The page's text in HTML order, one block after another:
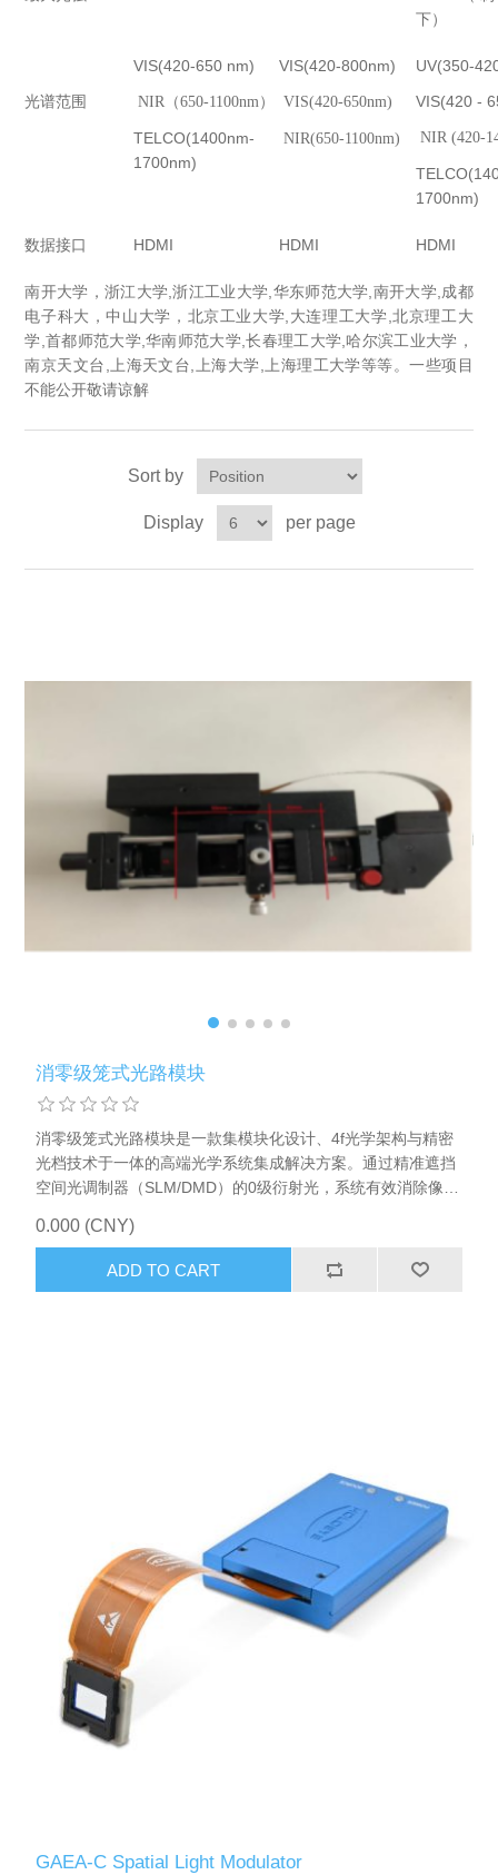
下）
光谱范围
VIS(420-650 nm)
NIR（650-1100nm）
TELCO(1400nm-
1700nm)
VIS(420-800nm)
VIS(420-650nm)
NIR(650-1100nm)
UV(350-
VIS(420 -
NIR (420-
1700nm)
数据接口 HDMI HDMI HDMI
南开大学，浙江大学,浙江工业大学,华东师范大学, 南开大学, 成都
电子科大，中山大学，北京工业大学 大连理工大学 北京理工大
学 首都师范大学,华南师范大学,长春理工大学,哈尔滨工业大学，
南京天文台,上海天文台,上海大学,上海理工大学等等。一些项目
不能公开敬请谅解
Sort by
Display per page
消零级笼式光路模块
消零级笼式光路模块是一款集模块化设计、4f光学架构与精密
光档技术于一体的高端光学系统集成解决方案。通过精准遮挡
空间光调制器（SLM/DMD）的0级衍射光，系统有效消除像场
度干涉条纹与清晰成像。产品采用标准化组件与即插即用设
计，支持多维扩展与快速光路搭建，广泛应用于为光场调控，
0.000 (CNY)
ADD TO CART
GAEA-C Spatial Light Modulator